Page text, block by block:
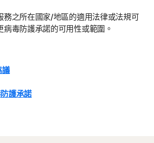
務之所在國家/地區的適用法律或法規可
病毒防護承諾的可用性或範圍。
議
護承諾